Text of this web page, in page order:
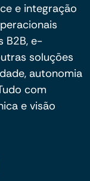
e integração
B2B, e-
soluções
autonomia
com
e visão